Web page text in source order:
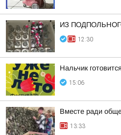
ИЗ
12:30
Нальчик
15:06
Вместе ради
13:33